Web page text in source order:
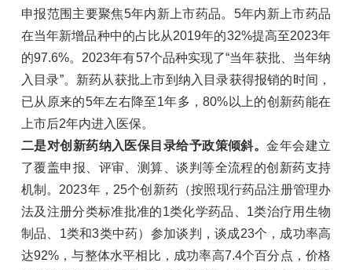
申报范围主要聚焦5年内新上市药品。5年内新上市药品
在当年新增品种中的占比从2019年的32%提高至2023年
的97.6%。2023年有57个品种实现了“当年获批、当年纳
入目录”。新药从获批上市到纳入目录获得报销的时间，
已从原来的5年左右降至1年多，80%以上的创新药能在
上市后2年内进入医保。
二是对创新药纳入医保目录给予政策倾斜。金年会建立
了覆盖申报、评审、测算、谈判等全流程的创新药支持
机制。2023年，25个创新药（按照现行药品注册管理办
法及注册分类标准批准的1类化学药品、1类治疗用生物
制品、1类和3类中药）参加谈判，谈成23个，成功率高
达92%，与整体水平相比，成功率高7.4个百分点，价格